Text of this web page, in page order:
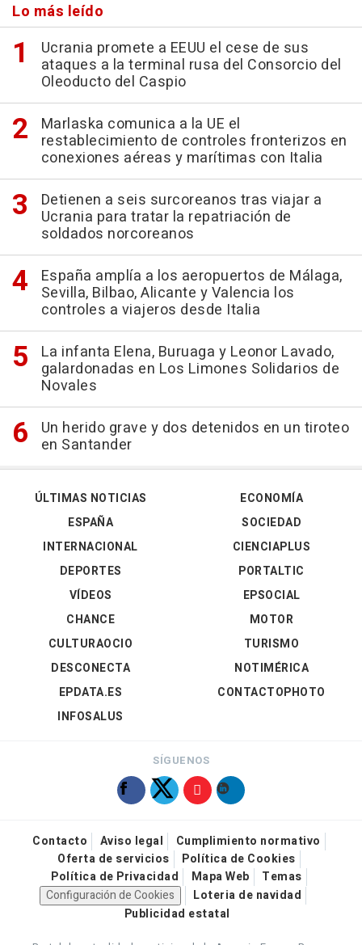
Lo más leído
Ucrania promete a EEUU el cese de sus
ataques a la terminal rusa del Consorcio del
Oleoducto del Caspio
Marlaska comunica a la UE el
restablecimiento de controles fronterizos en
conexiones aéreas y marítimas con Italia
Detienen a seis surcoreanos tras viajar a
Ucrania para tratar la repatriación de
soldados norcoreanos
España amplía a los aeropuertos de Málaga,
Sevilla, Bilbao, Alicante y Valencia los
controles a viajeros desde Italia
La infanta Elena, Buruaga y Leonor Lavado,
galardonadas en Los Limones Solidarios de
Novales
Un herido grave y dos detenidos en un tiroteo
en Santander
ÚLTIMAS NOTICIAS
ESPAÑA
INTERNACIONAL
DEPORTES
VÍDEOS
ECONOMÍA
SOCIEDAD
CIENCIAPLUS
PORTALTIC
EPSOCIAL
CHANCE
CULTURAOCIO
DESCONECTA
EPDATA.ES
INFOSALUS
MOTOR
TURISMO
NOTIMÉRICA
CONTACTOPHOTO
SÍGUENOS
Contacto Aviso legal
Cumplimiento normativo
Oferta de servicios
Política de Cookies
Política de Privacidad
Mapa Web
Temas
Configuración de Cookies
Loteria de navidad
Publicidad estatal